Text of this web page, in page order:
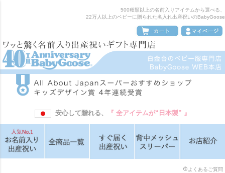
500種類以上の名前入りアイテムから選べる、
22万人以上のベビーに贈られた名入れ出産祝いのBabyGoose
安心して贈れる、 『 全アイテムが“日本製” 』
よくあるご質問